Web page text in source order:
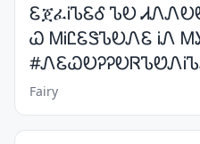
ᏋጀፈᎥᏖᏋᎴ ᏖᎧ
Ꮗ ᎷᎥᏝᏋᏕᏖᎧᏁᏋ ᎥᏁ
Fairy